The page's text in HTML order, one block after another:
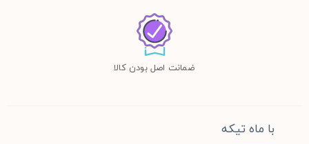
ضمانت اصل بودن کالا
با ماه تیکه